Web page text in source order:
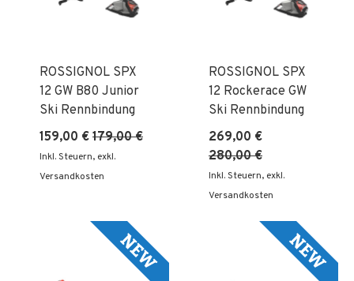
ROSSIGNOL SPX
12 GW B80 Junior
Ski Rennbindung
159,00 € 179,00 €
Inkl. Steuern, exkl.
Versandkosten
ROSSIGNOL SPX
12 Rockerace GW
Ski Rennbindung
269,00 €
280,00 €
Inkl. Steuern, exkl.
Versandkosten